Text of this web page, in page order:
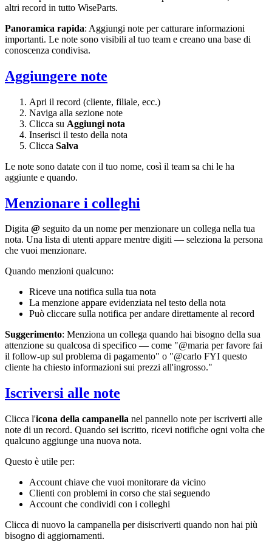
altri record in tutto WiseParts.
Panoramica rapida: Aggiungi note per catturare informazioni
importanti. Le note sono visibili al tuo team e creano una base di
conoscenza condivisa.
Aggiungere note
Apri il record (cliente, filiale, ecc.)
Naviga alla sezione note
Clicca su Aggiungi nota
Inserisci il testo della nota
Clicca Salva
Le note sono datate con il tuo nome, così il team sa chi le ha
aggiunte e quando.
Menzionare i colleghi
Digita @ seguito da un nome per menzionare un collega nella tua
nota. Una lista di utenti appare mentre digiti — seleziona la persona
che vuoi menzionare.
Quando menzioni qualcuno:
Riceve una notifica sulla tua nota
La menzione appare evidenziata nel testo della nota
Può cliccare sulla notifica per andare direttamente al record
Suggerimento: Menziona un collega quando hai bisogno della sua
attenzione su qualcosa di specifico — come "@maria per favore fai
il follow-up sul problema di pagamento" o "@carlo FYI questo
cliente ha chiesto informazioni sui prezzi all'ingrosso."
Iscriversi alle note
Clicca l'icona della campanella nel pannello note per iscriverti alle
note di un record. Quando sei iscritto, ricevi notifiche ogni volta che
qualcuno aggiunge una nuova nota.
Questo è utile per:
Account chiave che vuoi monitorare da vicino
Clienti con problemi in corso che stai seguendo
Account che condividi con i colleghi
Clicca di nuovo la campanella per disiscriverti quando non hai più
bisogno di aggiornamenti.